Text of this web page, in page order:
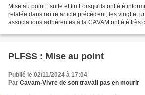
Mise au point : suite et fin Lorsqu'ils ont été
relatée dans notre article précédent, les vingt et
associations adhérentes à la CAVAM ont été très
PLFSS : Mise au point
Publié le 02/11/2024 à 17:04
Par Cavam-Vivre de son travail pas en mourir